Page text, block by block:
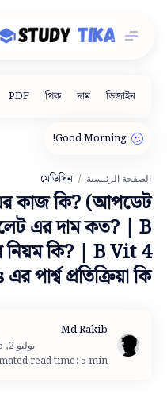
الصفحة الرئيسية মেডিসিন
কাজ কি? (আপডেট
এর দাম কত? | B
কি? | B Vit 4
পার্শ্ব প্রতিক্রিয়া কি?
read time: 5 min